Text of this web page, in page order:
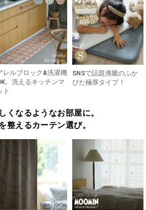
レルブロック&洗濯機
。洗えるキッチンマ
ト
SNSで話題沸騰のふか
ぴた極厚タイプ！
くなるようなお部屋に。
整えるカーテン選び。